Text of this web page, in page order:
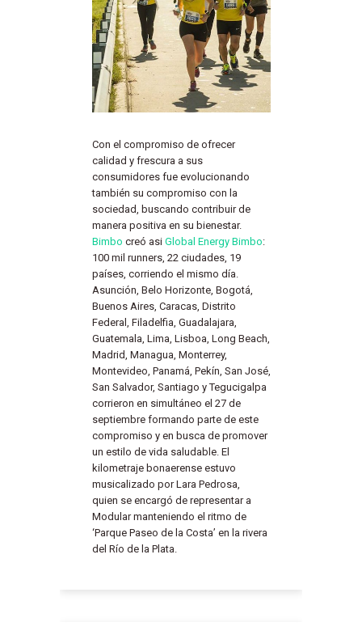
Con el compromiso de ofrecer
calidad y frescura a sus
consumidores fue evolucionando
también su compromiso con la
sociedad, buscando contribuir de
manera positiva en su bienestar.
Bimbo creó asi Global Energy Bimbo:
100 mil runners, 22 ciudades, 19
países, corriendo el mismo día.
Asunción, Belo Horizonte, Bogotá,
Buenos Aires, Caracas, Distrito
Federal, Filadelfia, Guadalajara,
Guatemala, Lima, Lisboa, Long Beach,
Madrid, Managua, Monterrey,
Montevideo, Panamá, Pekín, San José,
San Salvador, Santiago y Tegucigalpa
corrieron en simultáneo el 27 de
septiembre formando parte de este
compromiso y en busca de promover
un estilo de vida saludable. El
kilometraje bonaerense estuvo
musicalizado por Lara Pedrosa,
quien se encargó de representar a
Modular manteniendo el ritmo de
‘Parque Paseo de la Costa’ en la rivera
del Río de la Plata.